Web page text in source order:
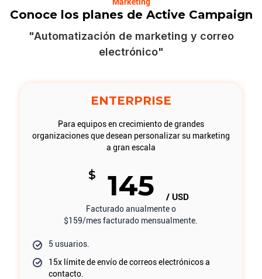
Marketing
Conoce los planes de Active Campaign
"Automatización de marketing y correo
electrónico"
ENTERPRISE
Para equipos en crecimiento de grandes
organizaciones que desean personalizar su marketing
a gran escala
$ 145 / USD
Facturado anualmente o
$159/mes facturado mensualmente.
5 usuarios.
15x límite de envío de correos electrónicos a
contacto.